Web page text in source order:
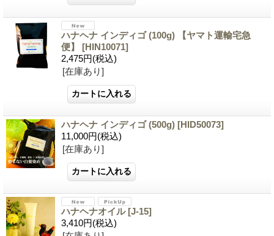
ハナヘナ インディゴ (100g) 【ヤマト運輸宅急
便】 [HIN10071]
2,475円(税込)
[在庫あり]
ハナヘナ インディゴ (500g) [HID50073]
11,000円(税込)
[在庫あり]
ハナヘナオイル[J-15]
3,410円(税込)